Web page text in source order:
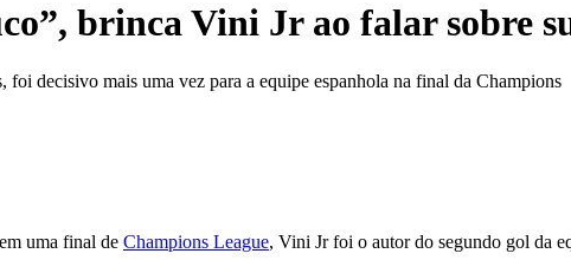
brinca Vini Jr ao falar sobre
foi decisivo mais uma vez para a equipe espanhola na final da Champions
uma final de Champions League, Vini Jr foi o autor do segundo gol da